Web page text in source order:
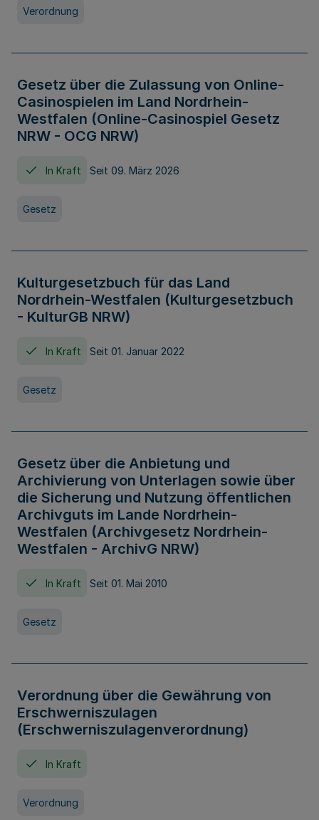
Verordnung
Gesetz über die Zulassung von Online-
Casinospielen im Land Nordrhein-
Westfalen (Online-Casinospiel Gesetz
NRW - OCG NRW)
In Kraft Seit 09. März 2026
Gesetz
Kulturgesetzbuch für das Land
Nordrhein-Westfalen (Kulturgesetzbuch
- KulturGB NRW)
In Kraft Seit 01. Januar 2022
Gesetz
Gesetz über die Anbietung und
Archivierung von Unterlagen sowie über
die Sicherung und Nutzung öffentlichen
Archivguts im Lande Nordrhein-
Westfalen (Archivgesetz Nordrhein-
Westfalen - ArchivG NRW)
In Kraft Seit 01. Mai 2010
Gesetz
Verordnung über die Gewährung von
Erschwerniszulagen
(Erschwerniszulagenverordnung)
In Kraft
Verordnung